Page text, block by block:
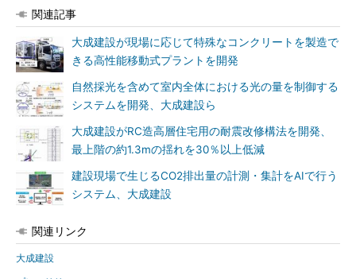
関連記事
大成建設が現場に応じて特殊なコンクリートを製造で
きる高性能移動式プラントを開発
自然採光を含めて室内全体における光の量を制御する
システムを開発、大成建設ら
大成建設がRC造高層住宅用の耐震改修構法を開発、
最上階の約1.3mの揺れを30％以上低減
建設現場で生じるCO2排出量の計測・集計をAIで行う
システム、大成建設
関連リンク
大成建設